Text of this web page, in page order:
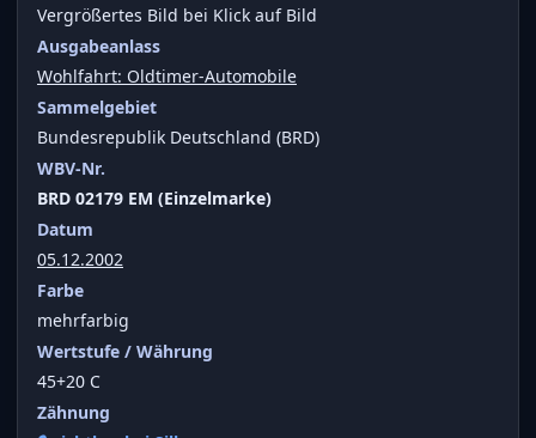
Vergrößertes Bild bei Klick auf Bild
Ausgabeanlass
Wohlfahrt: Oldtimer-Automobile
Sammelgebiet
Bundesrepublik Deutschland (BRD)
WBV-Nr.
BRD 02179 EM (Einzelmarke)
Datum
05.12.2002
Farbe
mehrfarbig
Wertstufe / Währung
45+20 C
Zähnung